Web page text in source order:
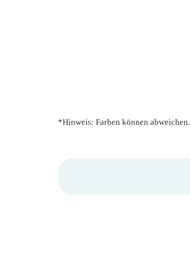
*Hinweis: Farben können abweichen.